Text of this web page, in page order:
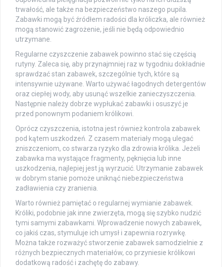
trwałość, ale także na bezpieczeństwo naszego pupila.
Zabawki mogą być źródłem radości dla króliczka, ale również
mogą stanowić zagrożenie, jeśli nie będą odpowiednio
utrzymane.
Regularne czyszczenie zabawek powinno stać się częścią
rutyny. Zaleca się, aby przynajmniej raz w tygodniu dokładnie
sprawdzać stan zabawek, szczególnie tych, które są
intensywnie używane. Warto używać łagodnych detergentów
oraz ciepłej wody, aby usunąć wszelkie zanieczyszczenia.
Następnie należy dobrze wypłukać zabawki i osuszyć je
przed ponownym podaniem królikowi.
Oprócz czyszczenia, istotna jest również kontrola zabawek
pod kątem uszkodzeń. Z czasem materiały mogą ulegać
zniszczeniom, co stwarza ryzyko dla zdrowia królika. Jeżeli
zabawka ma wystające fragmenty, pęknięcia lub inne
uszkodzenia, najlepiej jest ją wyrzucić. Utrzymanie zabawek
w dobrym stanie pomoże uniknąć niebezpieczeństwa
zadławienia czy zranienia.
Warto również pamiętać o regularnej wymianie zabawek.
Króliki, podobnie jak inne zwierzęta, mogą się szybko nudzić
tymi samymi zabawkami. Wprowadzenie nowych zabawek,
co jakiś czas, stymuluje ich umysł i zapewnia rozrywkę.
Można także rozważyć stworzenie zabawek samodzielnie z
różnych bezpiecznych materiałów, co przyniesie królikowi
dodatkową radość i zachętę do zabawy.